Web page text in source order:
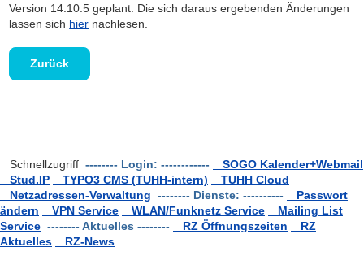
Version 14.10.5 geplant. Die sich daraus ergebenden Änderungen
lassen sich hier nachlesen.
Zurück
Schnellzugriff -------- Login: ------------
SOGO Kalender+Webmail
Stud.IP
TYPO3 CMS (TUHH-intern)
TUHH Cloud
Netzadressen-Verwaltung -------- Dienste: ----------
Passwort
ändern
VPN Service WLAN/Funknetz Service
Mailing List
Service -------- Aktuelles -------- RZ Öffnungszeiten
RZ
Aktuelles
RZ-News